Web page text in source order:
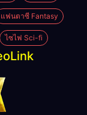
แฟนตาซี Fantasy
ไซไฟ Sci-fi